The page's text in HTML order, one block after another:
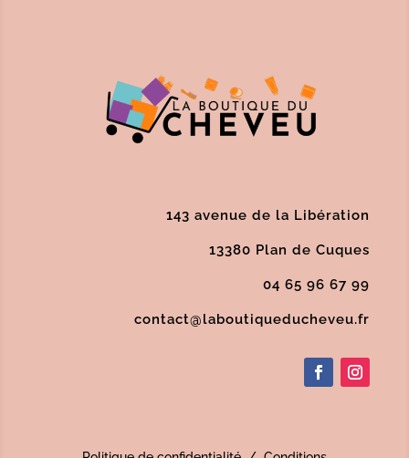
143 avenue de la Libération
13380 Plan de Cuques
04 65 96 67 99
contact@laboutiqueducheveu.fr